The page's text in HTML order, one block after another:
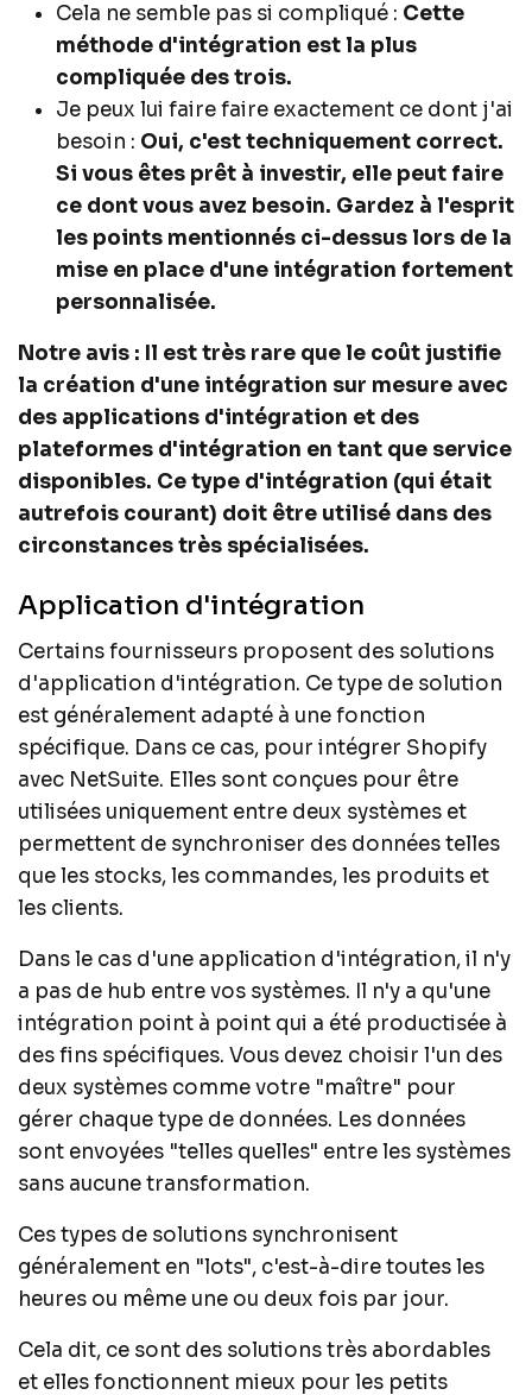
Cela ne semble pas si compliqué : Cette
méthode d'intégration est la plus
compliquée des trois.
Je peux lui faire faire exactement ce dont j'ai
besoin : Oui, c'est techniquement correct.
Si vous êtes prêt à investir, elle peut faire
ce dont vous avez besoin. Gardez à l'esprit
les points mentionnés ci-dessus lors de la
mise en place d'une intégration fortement
personnalisée.
Notre avis : Il est très rare que le coût justifie
la création d'une intégration sur mesure avec
des applications d'intégration et des
plateformes d'intégration en tant que service
disponibles. Ce type d'intégration (qui était
autrefois courant) doit être utilisé dans des
circonstances très spécialisées.
Application d'intégration
Certains fournisseurs proposent des solutions
d'application d'intégration. Ce type de solution
est généralement adapté à une fonction
spécifique. Dans ce cas, pour intégrer Shopify
avec NetSuite. Elles sont conçues pour être
utilisées uniquement entre deux systèmes et
permettent de synchroniser des données telles
que les stocks, les commandes, les produits et
les clients.
Dans le cas d'une application d'intégration, il n'y
a pas de hub entre vos systèmes. Il n'y a qu'une
intégration point à point qui a été productisée à
des fins spécifiques. Vous devez choisir l'un des
deux systèmes comme votre "maître" pour
gérer chaque type de données. Les données
sont envoyées "telles quelles" entre les systèmes
sans aucune transformation.
Ces types de solutions synchronisent
généralement en "lots", c'est-à-dire toutes les
heures ou même une ou deux fois par jour.
Cela dit, ce sont des solutions très abordables
et elles fonctionnent mieux pour les petits